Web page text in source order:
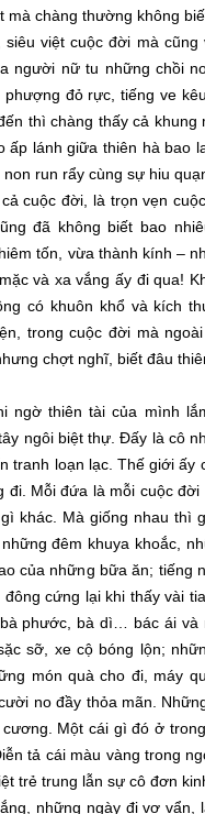
mà chàng thường không
siêu việt cuộc đời mà
người nữ tu những chồi
đỏ rực, tiếng ve
thì chàng thấy cả khung
ấp lánh giữa thiên hà bao
run rẩy cùng sự hiu
cảcuộc đời , là trọn vẹn
đã không biết bao
tốn, vừa thành kính –
mặc và xa vắng ấy đi qua!
có khuôn khổ và kích
, trongcuộc đờimà ngoài
chợt nghĩ, biết đâu
ngờ thiên tài của mình
ngôi biệt thự. Đấy là cô
tranh loạn lạc.Thế giới ấy
đi. Mỗi đứa là mỗi cuộc đời
khác. Mà giống nhau thì
đêm khuya khoắc,
của những bữa ăn; tiếng
cứng lại khi thấy vài
phước, bà dì… bác áivà
sỡ, xe cộ bóng lộn;
món quà cho đi, máy
no đầy thỏa mãn .
cương . Một cái gì đó ở
tả cái màu vàng trong
trẻ trung lẫn sự cô đơn
những ngày đi vơ vẩn,